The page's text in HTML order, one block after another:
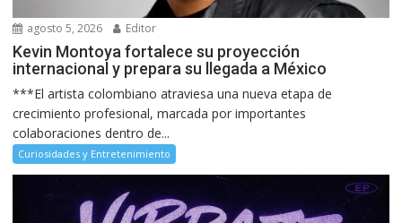
agosto 5, 2026 Editor
Kevin Montoya fortalece su proyección
internacional y prepara su llegada a México
***El artista colombiano atraviesa una nueva etapa de
crecimiento profesional, marcada por importantes
colaboraciones dentro de...
Curiosidades y Entretenimiento